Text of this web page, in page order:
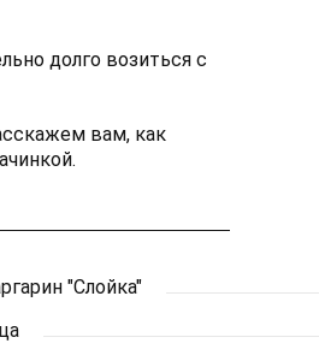
долго возиться с
вам, как
"Слойка"